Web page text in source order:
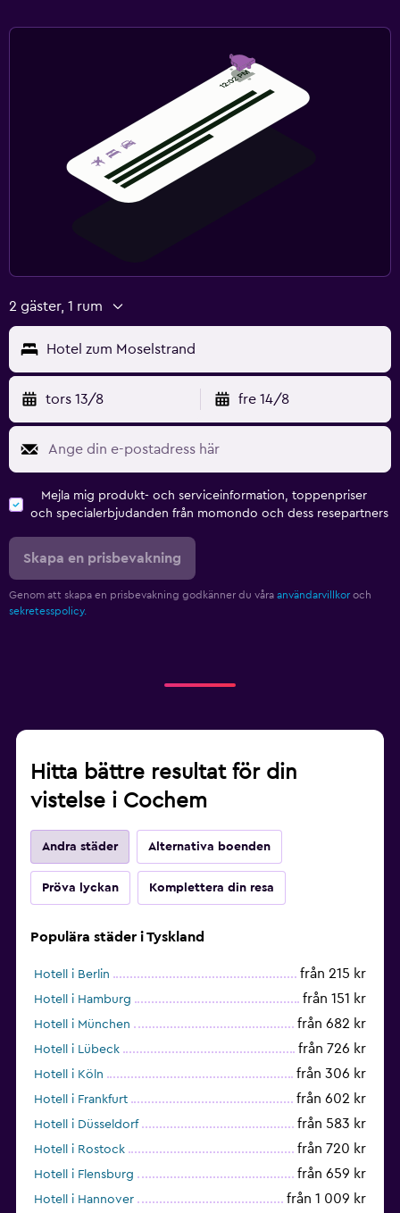
2 gäster, 1 rum
Hotel zum Moselstrand
tors 13/8 fre 14/8
Mejla mig produkt- och serviceinformation, toppenpriser
och specialerbjudanden från momondo och dess resepartners
Skapa en prisbevakning
Genom att skapa en prisbevakning godkänner du våra användarvillkor och
sekretesspolicy.
Hitta bättre resultat för din
vistelse i Cochem
Andra städer Alternativa boenden
Pröva lyckan Komplettera din resa
Populära städer i Tyskland
Hotell i Berlin från 215 kr
Hotell i Hamburg från 151 kr
Hotell i München från 682 kr
Hotell i Lübeck från 726 kr
Hotell i Köln från 306 kr
Hotell i Frankfurt från 602 kr
Hotell i Düsseldorf från 583 kr
Hotell i Rostock från 720 kr
Hotell i Flensburg från 659 kr
Hotell i Hannover från 1 009 kr